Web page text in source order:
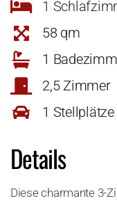
1
58 qm
1
2,5 Zimmer
1 Stellplätze
Details
Diese charmante 3-